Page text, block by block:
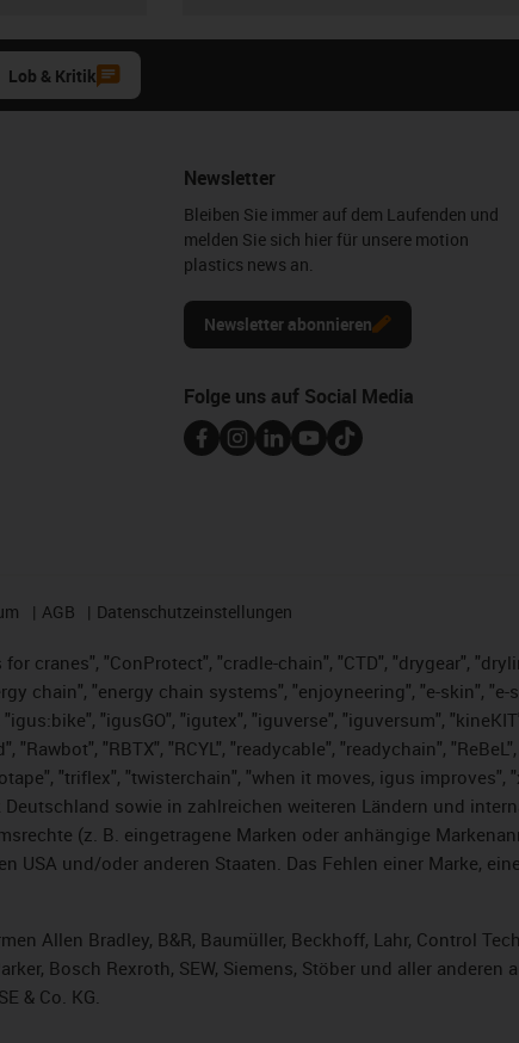
Lob & Kritik
Newsletter
Bleiben Sie immer auf dem Laufenden und
melden Sie sich hier für unsere motion
plastics news an.
Newsletter abonnieren
Folge uns auf Social Media
AGB Datenschutzeinstellungen
cranes", "ConProtect", "cradle-chain", "CTD", "drygear",
chain", "energy chain systems", "enjoyneering", "e-skin",
"igusGO", "igutex", "iguverse", "iguversum",
"RBTX", "RCYL", "readycable", "readychain",
"triflex", "twisterchain", "when it moves, igus
sowie in zahlreichen weiteren Ländern und
(z. B. eingetragene Marken oder anhängige
USA und/oder anderen Staaten. Das Fehlen einer Marke,
Allen Bradley, B&R, Baumüller, Beckhoff, Lahr, Control
Bosch Rexroth, SEW, Siemens, Stöber und aller
& Co. KG.